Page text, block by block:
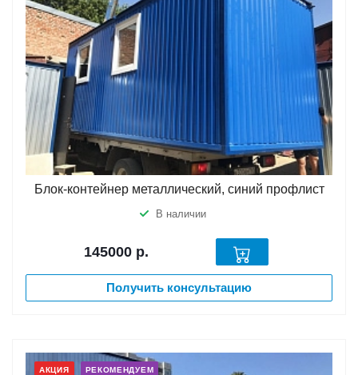
Блок-контейнер металлический, синий профлист
В наличии
145000 р.
Получить консультацию
АКЦИЯ РЕКОМЕНДУЕМ